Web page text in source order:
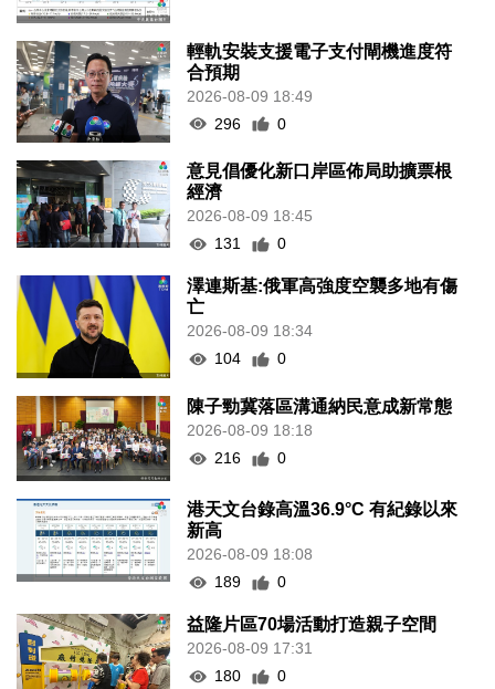
輕軌安裝支援電子支付閘機進度符
合預期
2026-08-09 18:49
296
0
意見倡優化新口岸區佈局助擴票根
經濟
2026-08-09 18:45
131
0
澤連斯基:俄軍高強度空襲多地有傷
亡
2026-08-09 18:34
104
0
陳子勁冀落區溝通納民意成新常態
2026-08-09 18:18
216
0
港天文台錄高溫36.9°C 有紀錄以來
新高
2026-08-09 18:08
189
0
益隆片區70場活動打造親子空間
2026-08-09 17:31
180
0